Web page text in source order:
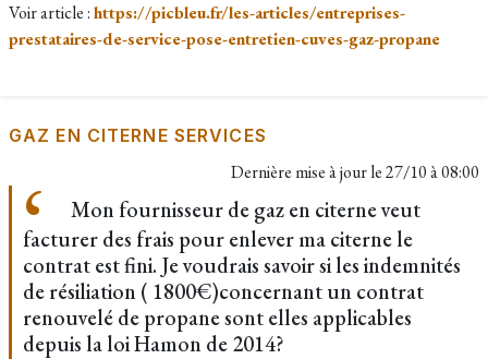
Voir article :https://picbleu.fr/les-articles/entreprises-
prestataires-de-service-pose-entretien-cuves-gaz-propane
GAZ EN CITERNE SERVICES
Dernière mise à jour le27/10 à 08:00
Mon fournisseur de gaz en citerne veut
facturer des frais pour enlever ma citerne le
contrat est fini. Je voudrais savoir si les indemnités
de résiliation ( 1800€)concernant un contrat
renouvelé de propane sont elles applicables
depuis la loi Hamon de 2014?